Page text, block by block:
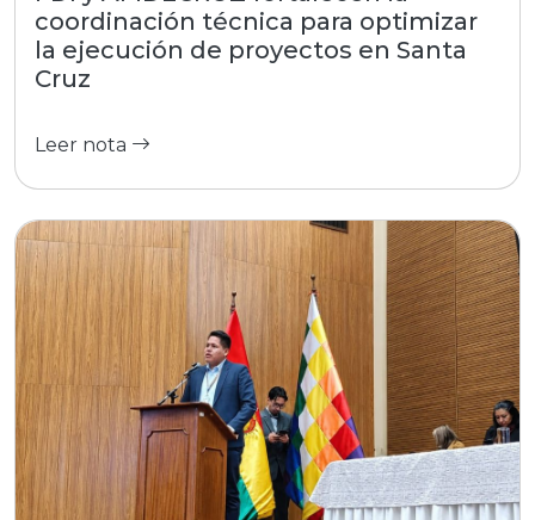
coordinación técnica para optimizar
la ejecución de proyectos en Santa
Cruz
Leer nota